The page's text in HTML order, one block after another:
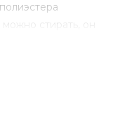
стирать, он
кресла